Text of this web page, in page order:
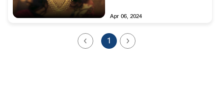
Apr 06, 2024
1